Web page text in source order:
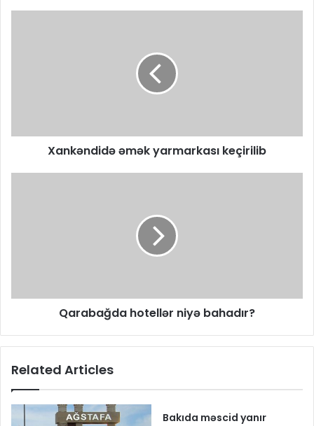
Xankəndidə əmək yarmarkası keçirilib
Qarabağda hotellər niyə bahadır?
Related Articles
Bakıda məscid yanır